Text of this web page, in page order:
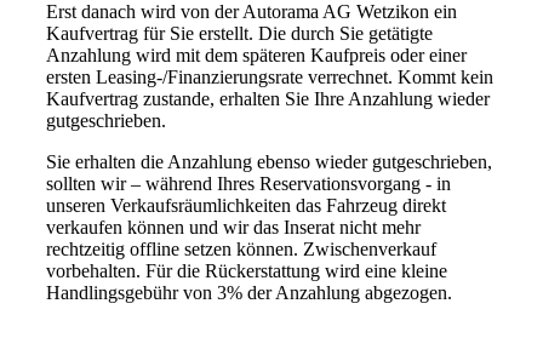
Erst danach wird von der Autorama AG Wetzikon ein
Kaufvertrag für Sie erstellt. Die durch Sie getätigte
Anzahlung wird mit dem späteren Kaufpreis oder einer
ersten Leasing-/Finanzierungsrate verrechnet. Kommt kein
Kaufvertrag zustande, erhalten Sie Ihre Anzahlung wieder
gutgeschrieben.
Sie erhalten die Anzahlung ebenso wieder gutgeschrieben,
sollten wir – während Ihres Reservationsvorgang - in
unseren Verkaufsräumlichkeiten das Fahrzeug direkt
verkaufen können und wir das Inserat nicht mehr
rechtzeitig offline setzen können. Zwischenverkauf
vorbehalten. Für die Rückerstattung wird eine kleine
Handlingsgebühr von 3% der Anzahlung abgezogen.